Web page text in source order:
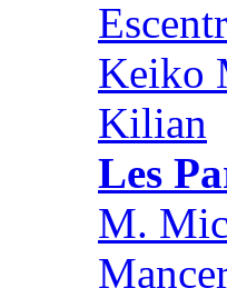
Keiko
Kilian
Les
M.